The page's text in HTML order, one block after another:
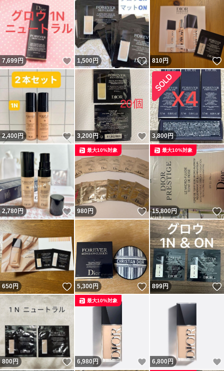
7,699円 いいね！
1,500円 いいね！
810円
2,400円 いいね！
3,200円 いいね！
3,800円
2,780円 いいね！
980円 いいね！
最大10%対象
15,800円
最大10%対象
650円 いいね！
5,300円 いいね！
899円
800円 いいね！
6,980 円 いいね！
最大10%対象
6,800 円